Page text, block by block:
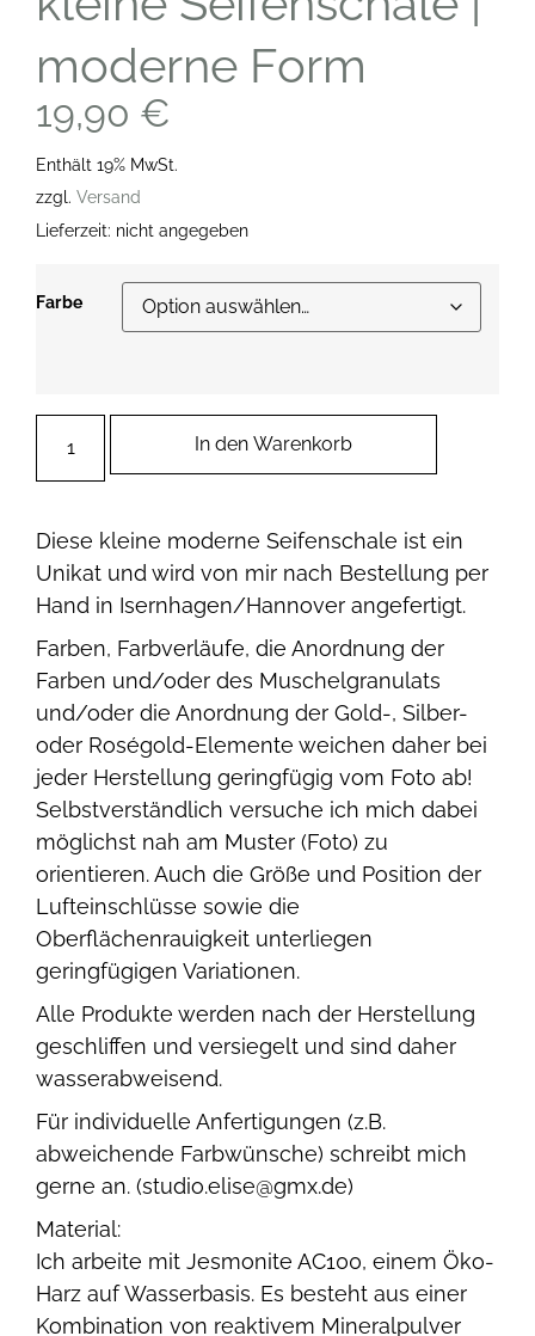
moderne Form
19,90 €
Enthält 19% MwSt.
zzgl. Versand
Lieferzeit: nicht angegeben
Farbe
In den Warenkorb
Diese kleine moderne Seifenschale ist ein
Unikat und wird von mir nach Bestellung per
Hand in Isernhagen/Hannover angefertigt.
Farben, Farbverläufe, die Anordnung der
Farben und/oder des Muschelgranulats
und/oder die Anordnung der Gold-, Silber-
oder Roségold-Elemente weichen daher bei
jeder Herstellung geringfügig vom Foto ab!
Selbstverständlich versuche ich mich dabei
möglichst nah am Muster (Foto) zu
orientieren. Auch die Größe und Position der
Lufteinschlüsse sowie die
Oberflächenrauigkeit unterliegen
geringfügigen Variationen.
Alle Produkte werden nach der Herstellung
geschliffen und versiegelt und sind daher
wasserabweisend.
Für individuelle Anfertigungen (z.B.
abweichende Farbwünsche) schreibt mich
gerne an. (studio.elise@gmx.de)
Material:
Ich arbeite mit Jesmonite AC100, einem Öko-
Harz auf Wasserbasis. Es besteht aus einer
Kombination von reaktivem Mineralpulver